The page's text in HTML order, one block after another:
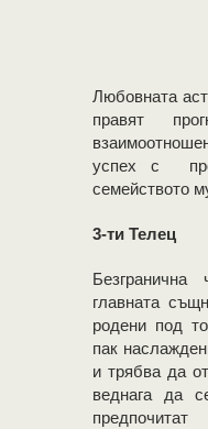
Любовната
правят
успех с
семейството
3-ти Телец
главната
родени под
пак
и трябва да
веднага да